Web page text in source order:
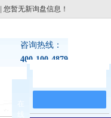
您暂无新询盘信息！
咨询热线：
400-100-4879
在